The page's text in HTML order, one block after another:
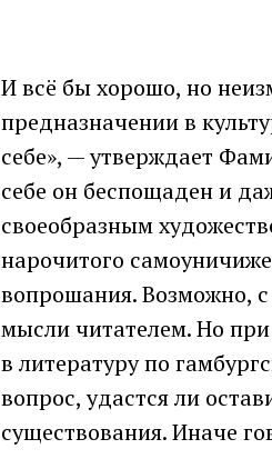
И всё бы хорошо, но
предназначении в
себе», — утверждает
себе он беспощаден и
своеобразным
нарочитого
вопрошания. Возможно,
мысли читателем. Но при
в литературу по
вопрос, удастся ли
существования. Иначе